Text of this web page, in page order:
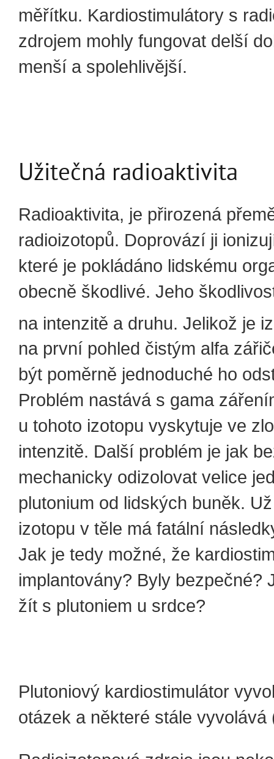
měřítku. Kardiostimulátory s
zdrojem mohly fungovat delší
menší a spolehlivější.
Užitečná radioaktivita
Radioaktivita, je přirozená
radioizotopů. Doprovází ji
které je pokládáno lidskému
obecně škodlivé. Jeho
na intenzitě a druhu. Jelikož je
na první pohled čistým alfa
být poměrně jednoduché ho
Problém nastává s gama
u tohoto izotopu vyskytuje ve
intenzitě. Další problém je jak
mechanicky odizolovat velice
plutonium od lidských buněk.
izotopu v těle má fatální
Jak je tedy možné, že
implantovány? Byly bezpečné?
žít s plutoniem u srdce?
Plutoniový kardiostimulátor
otázek a některé stále vyvolává